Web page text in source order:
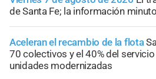
de Santa Fe; la información
Aceleran el recambio de la flota
70 colectivos y el 40% del
unidades modernizadas